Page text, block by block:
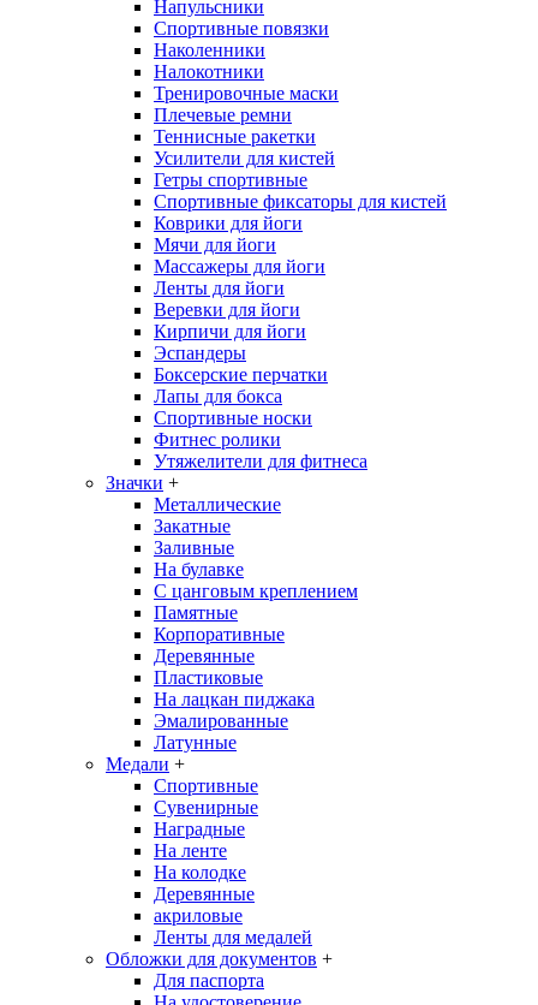
Напульсники
Спортивные повязки
Наколенники
Налокотники
Тренировочные маски
Плечевые ремни
Теннисные ракетки
Усилители для кистей
Гетры спортивные
Спортивные фиксаторы для кистей
Коврики для йоги
Мячи для йоги
Массажеры для йоги
Ленты для йоги
Веревки для йоги
Кирпичи для йоги
Эспандеры
Боксерские перчатки
Лапы для бокса
Спортивные носки
Фитнес ролики
Утяжелители для фитнеса
Значки +
Металлические
Закатные
Заливные
На булавке
С цанговым креплением
Памятные
Корпоративные
Деревянные
Пластиковые
На лацкан пиджака
Эмалированные
Латунные
Медали +
Спортивные
Сувенирные
Наградные
На ленте
На колодке
Деревянные
акриловые
Ленты для медалей
Обложки для документов +
Для паспорта